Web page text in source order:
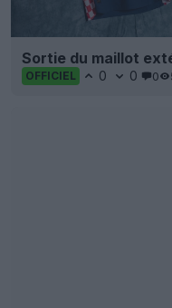
Sortie du maillot
OFFICIEL 0 0 0